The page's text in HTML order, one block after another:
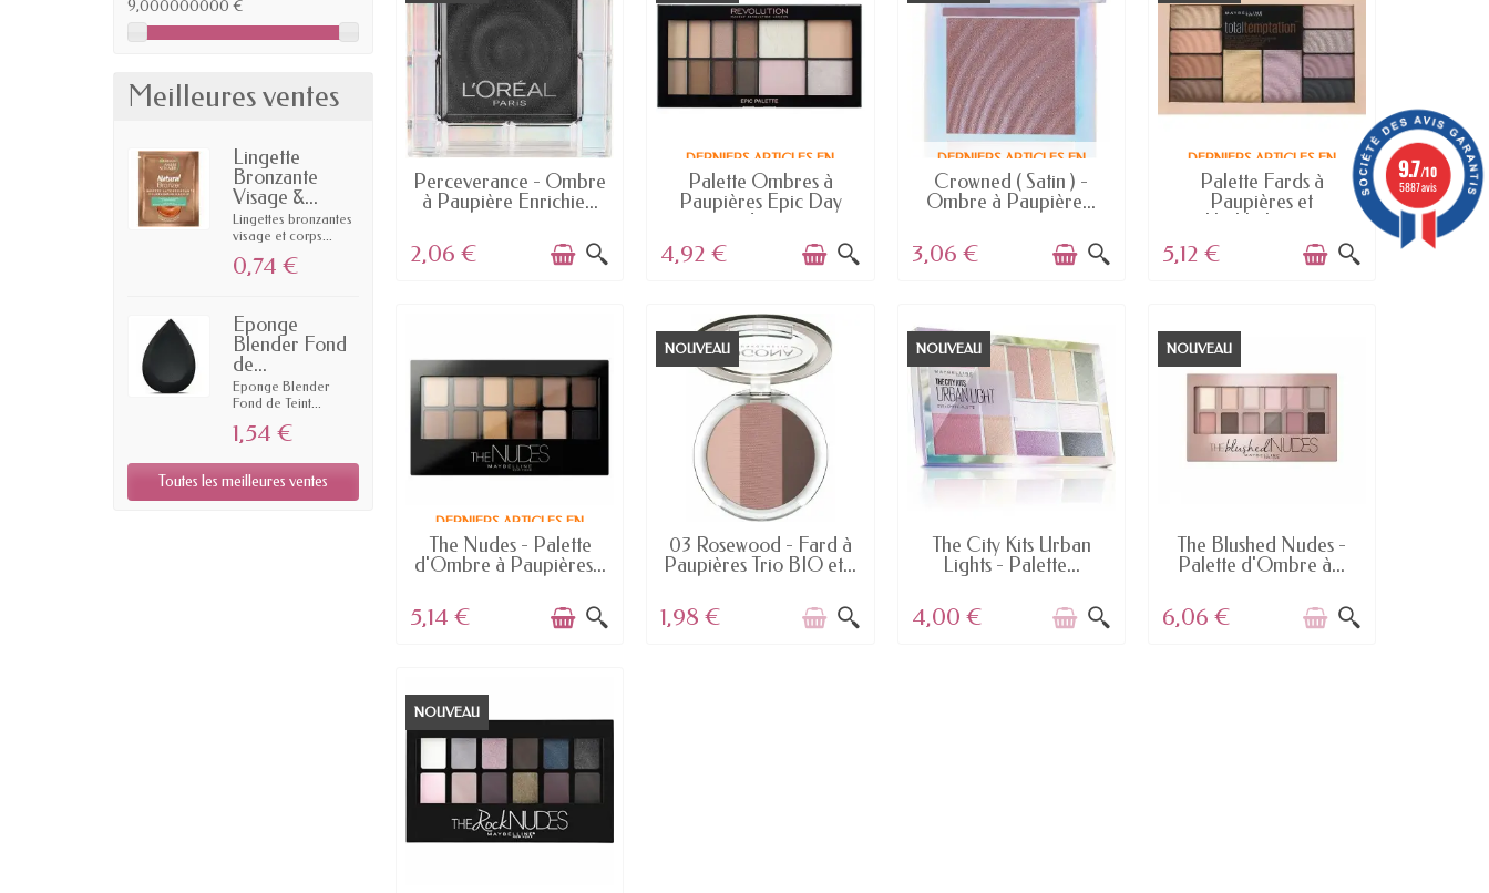
9,000000000 €
Meilleures ventes
Lingette
Bronzante
Visage &...
Lingettes bronzantes
visage et corps...
0,74 €
Eponge
Blender Fond
de...
Eponge Blender
Fond de Teint...
1,54 €
Toutes les meilleures ventes
EN STOCK
Perceverance - Ombre
à Paupière Enrichie...
2,06 €
DERNIERS ARTICLES EN
STOCK
Palette Ombres à
Paupières Epic Day
de...
4,92 €
DERNIERS ARTICLES EN
STOCK
Crowned ( Satin ) -
Ombre à Paupière...
3,06 €
DERNIERS ARTICLES EN
STOCK
Palette Fards à
Paupières et
Highlighters...
5,12 €
DERNIERS ARTICLES EN
STOCK
The Nudes - Palette
d'Ombre à Paupières...
5,14 €
NOUVEAU
RUPTURE DE STOCK
03 Rosewood - Fard à
Paupières Trio BIO et...
1,98 €
NOUVEAU
RUPTURE DE STOCK
The City Kits Urban
Lights - Palette...
4,00 €
NOUVEAU
RUPTURE DE STOCK
The Blushed Nudes -
Palette d'Ombre à...
6,06 €
NOUVEAU
9.7/10
5887 avis